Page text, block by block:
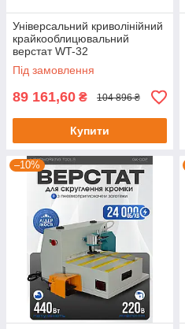
Універсальний криволінійний
крайкооблицювальний
верстат WT-32
Під замовлення
89 161,60 ₴ 104 896 ₴
Купити
–10%